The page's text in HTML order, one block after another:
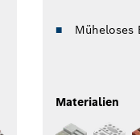
Müheloses
Materialien